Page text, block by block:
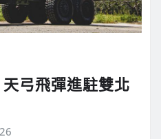
弓飛彈進駐雙北